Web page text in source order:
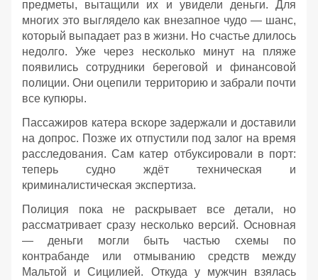
предметы, вытащили их и увидели деньги. Для
многих это выглядело как внезапное чудо — шанс,
который выпадает раз в жизни. Но счастье длилось
недолго. Уже через несколько минут на пляже
появились сотрудники береговой и финансовой
полиции. Они оцепили территорию и забрали почти
все купюры.
Пассажиров катера вскоре задержали и доставили
на допрос. Позже их отпустили под залог на время
расследования. Сам катер отбуксировали в порт:
теперь судно ждёт техническая и
криминалистическая экспертиза.
Полиция пока не раскрывает все детали, но
рассматривает сразу несколько версий. Основная
— деньги могли быть частью схемы по
контрабанде или отмыванию средств между
Мальтой и Сицилией. Откуда у мужчин взялась